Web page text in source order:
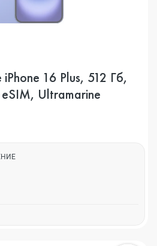
16 Plus, 512 Гб,
Ultramarine